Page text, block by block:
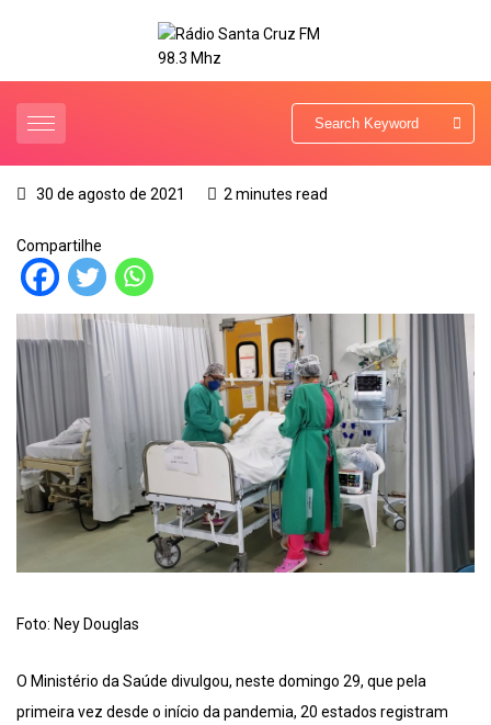
30 de agosto de 2021 2 minutes read
Compartilhe
Foto: Ney Douglas
O Ministério da Saúde divulgou, neste domingo 29, que pela
primeira vez desde o início da pandemia, 20 estados registram